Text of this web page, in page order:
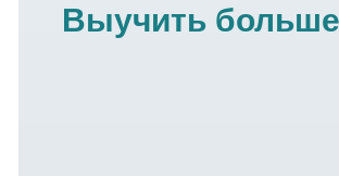
Выучить больше